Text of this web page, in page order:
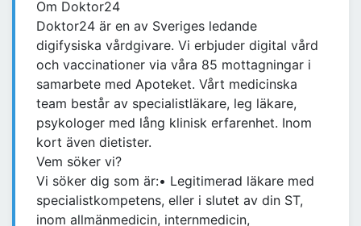
Om Doktor24
Doktor24 är en av Sveriges ledande
digifysiska vårdgivare. Vi erbjuder digital vård
och vaccinationer via våra 85 mottagningar i
samarbete med Apoteket. Vårt medicinska
team består av specialistläkare, leg läkare,
psykologer med lång klinisk erfarenhet. Inom
kort även dietister.
Vem söker vi?
Vi söker dig som är:• Legitimerad läkare med
specialistkompetens, eller i slutet av din ST,
inom allmänmedicin, internmedicin,